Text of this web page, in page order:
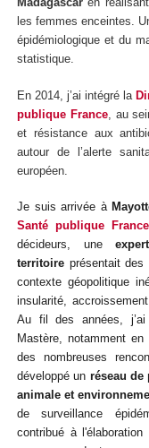
les femmes enceintes.
épidémiologique et du
statistique.
En 2014, j’ai intégré la
publique France, au
et résistance aux
autour de l’alerte
européen.
Je suis arrivée à
Santé publique France
décideurs, une
territoire présentait des
contexte géopolitique
insularité,
Au fil des années,
Mastère, notamment en
des nombreuses
développé un réseau
animale et
de surveillance
contribué à